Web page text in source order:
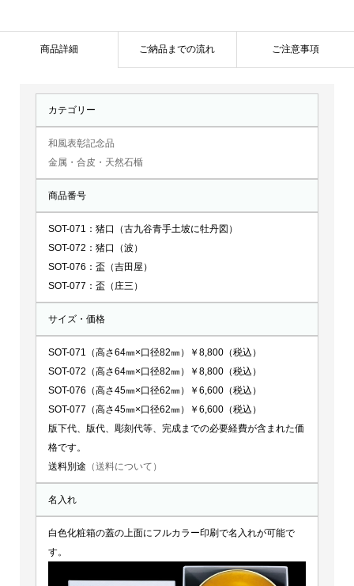
商品詳細 ご納品までの流れ ご注意事項
カテゴリー
和風表彰記念品
金属・合皮・天然石楯
商品番号
SOT-071：猪口（古九谷青手土坡に牡丹図）
SOT-072：猪口（波）
SOT-076：盃（吉田屋）
SOT-077：盃（庄三）
サイズ・価格
SOT-071（高さ64㎜×口径82㎜）￥8,800（税込）
SOT-072（高さ64㎜×口径82㎜）￥8,800（税込）
SOT-076（高さ45㎜×口径62㎜）￥6,600（税込）
SOT-077（高さ45㎜×口径62㎜）￥6,600（税込）
版下代、版代、彫刻代等、完成までの必要経費が含まれた価
格です。
送料別途 （送料について）
名入れ
白色化粧箱の蓋の上面にフルカラー印刷で名入れが可能で
す。